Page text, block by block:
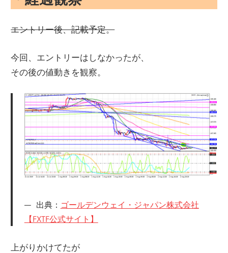
エントリー後、記載予定。
今回、エントリーはしなかったが、
その後の値動きを観察。
出典： ゴールデンウェイ・ジャパン株式会社
【FXTF公式サイト】
上がりかけてたが